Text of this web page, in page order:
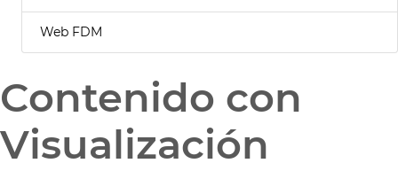
Web FDM
Contenido con
Visualización